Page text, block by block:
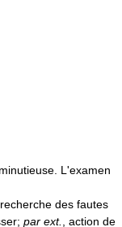
L'examen
des fautes
par ext.
, action de